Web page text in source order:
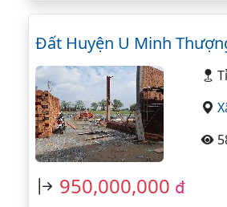
Đất Huyện U Minh
950,000,000 đ